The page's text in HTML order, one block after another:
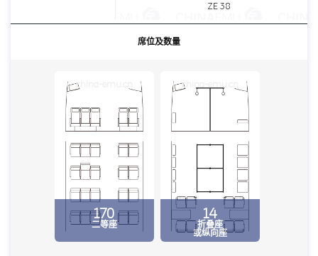
ZE 38
席位及数量
170
二等座
china-emu.cn
14
折叠座
或纵向座
china-emu.cn